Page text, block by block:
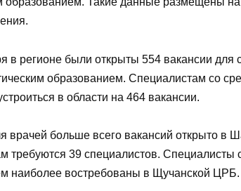
в регионе были открыты 554 вакансии
образованием. Специалистам со
в области на 464 вакансии.
врачей больше всего вакансий открыто в
требуются 39 специалистов. Специалисты
наиболее востребованы в Щучанской